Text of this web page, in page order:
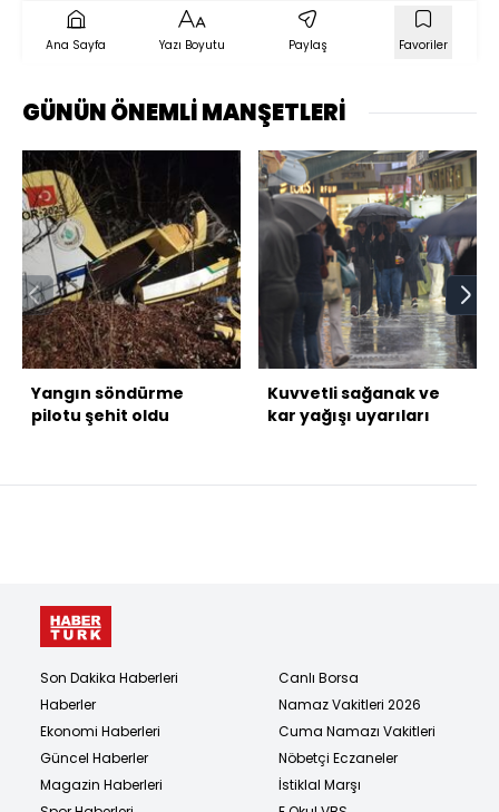
Ana Sayfa Yazı Boyutu Paylaş Favoriler
GÜNÜN ÖNEMLİ MANŞETLERİ
Yangın söndürme
pilotu şehit oldu
Kuvvetli sağanak ve
kar yağışı uyarıları
Son Dakika Haberleri
Haberler
Ekonomi Haberleri
Güncel Haberler
Magazin Haberleri
Canlı Borsa
Namaz Vakitleri 2026
Cuma Namazı Vakitleri
Nöbetçi Eczaneler
İstiklal Marşı